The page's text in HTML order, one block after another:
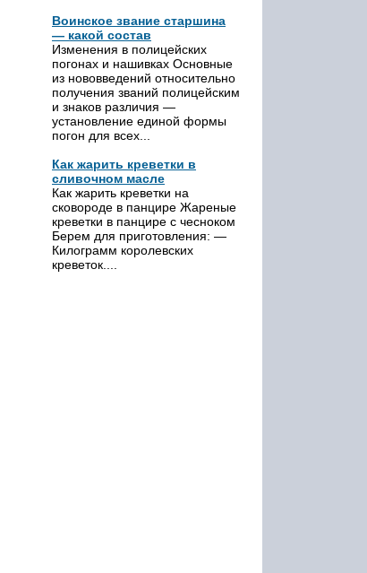
Воинское звание старшина
— какой состав
Изменения в полицейских
погонах и нашивках Основные
из нововведений относительно
получения званий полицейским
и знаков различия —
установление единой формы
погон для всех...
Как жарить креветки в
сливочном масле
Как жарить креветки на
сковороде в панцире Жареные
креветки в панцире с чесноком
Берем для приготовления: —
Килограмм королевских
креветок....